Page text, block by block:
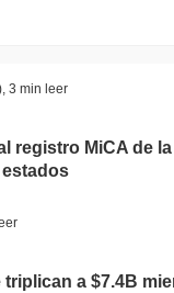
3 min leer
registro MiCA de
a $7.4B